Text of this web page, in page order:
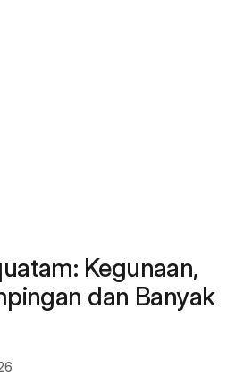
Kegunaan,
dan Banyak